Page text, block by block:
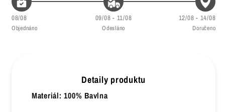
08/08
Objednáno
09/08 - 11/08
Odesláno
12/08 - 14/08
Doručeno
Detaily produktu
Materiál: 100% Bavlna